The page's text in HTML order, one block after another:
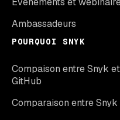
Ambassadeurs
POURQUOI SNYK
Compaison entre Snyk
GitHub
Comparaison entre